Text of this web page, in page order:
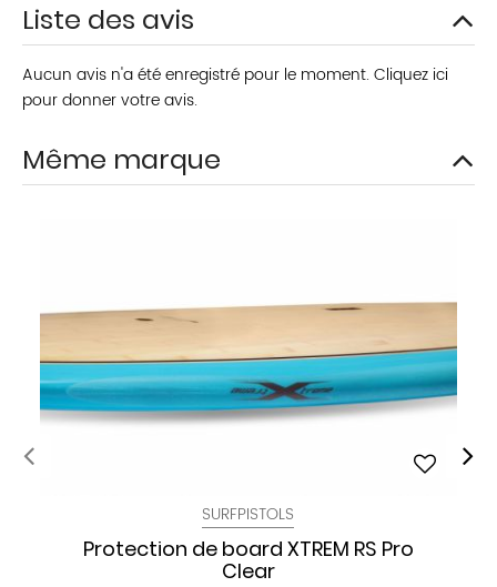
Liste des avis
Aucun avis n'a été enregistré pour le moment. Cliquez ici
pour donner votre avis.
Même marque
SURFPISTOLS
Protection de board XTREM RS Pro
Clear